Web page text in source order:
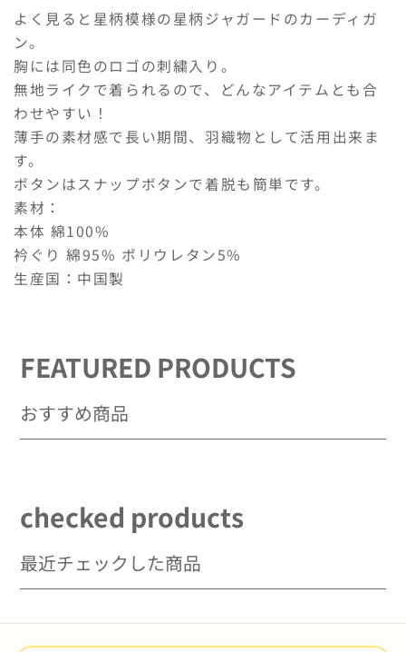
ー
ィ
ガ
ン
の
数
を
減
ら
す
ー
デ
ガ
ン
数
を
や
す
よく見ると星柄模様の星柄ジャガードのカーディガ
ン。
胸には同色のロゴの刺繍入り。
無地ライクで着られるので、どんなアイテムとも合
わせやすい！
薄手の素材感で長い期間、羽織物として活用出来ま
す。
ボタンはスナップボタンで着脱も簡単です。
素材：
本体 綿100%
衿ぐり 綿95% ポリウレタン5%
生産国：中国製
FEATURED PRODUCTS
おすすめ商品
checked products
最近チェックした商品